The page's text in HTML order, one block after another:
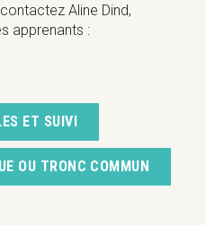
Aline Dind,
apprenants :
ET SUIVI
OU TRONC COMMUN